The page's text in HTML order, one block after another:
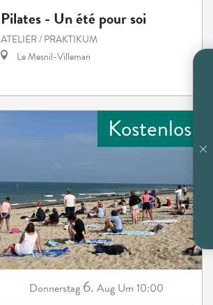
Pilates - Un été pour soi
ATELIER / PRAKTIKUM
Le Mesnil-Villeman
Kostenlos
Donnerstag 6. Aug Um 10:00